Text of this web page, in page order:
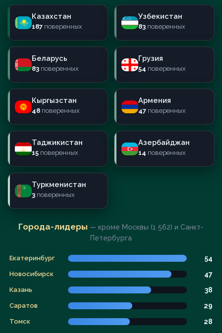
Казахстан
187 поверенных
Узбекистан
83 поверенных
Беларусь
83 поверенных
Грузия
54 поверенных
Кыргызстан
48 поверенных
Армения
47 поверенных
Таджикистан
15 поверенных
Азербайджан
14 поверенных
Туркменистан
3 поверенных
Города-лидеры — кроме Москвы (1 562) и Санкт-
Петербурга
Екатеринбург 54
Новосибирск 47
Казань 38
Саратов 29
Томск 28